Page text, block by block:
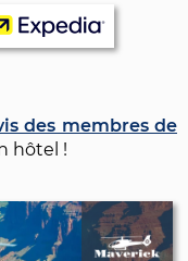
des membres de
hôtel !